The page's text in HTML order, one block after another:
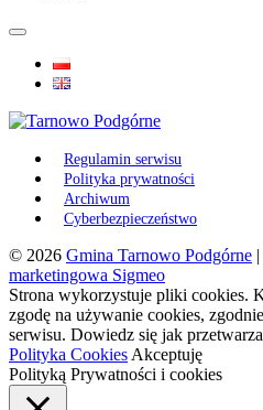
Regulamin serwisu
Polityka prywatności
Archiwum
Cyberbezpieczeństwo
© 2026 Gmina Tarnowo Podgórne |
marketingowa Sigmeo
Strona wykorzystuje pliki cookies.
zgodę na używanie cookies,
serwisu. Dowiedz się jak
Polityka Cookies Akceptuję
Polityką Prywatności i cookies